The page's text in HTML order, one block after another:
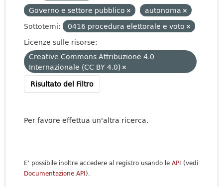
Governo e settore pubblico
autonoma
Sottotemi:
0416 procedura elettorale e voto
Licenze sulle risorse:
Creative Commons Attribuzione 4.0
Internazionale (CC BY 4.0)
Risultato del Filtro
Per favore effettua un'altra ricerca.
E' possibile inoltre accedere al registro usando le API (vedi
Documentazione API).